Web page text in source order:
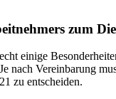
zum
einige
nach Vereinbarung
zu entscheiden.